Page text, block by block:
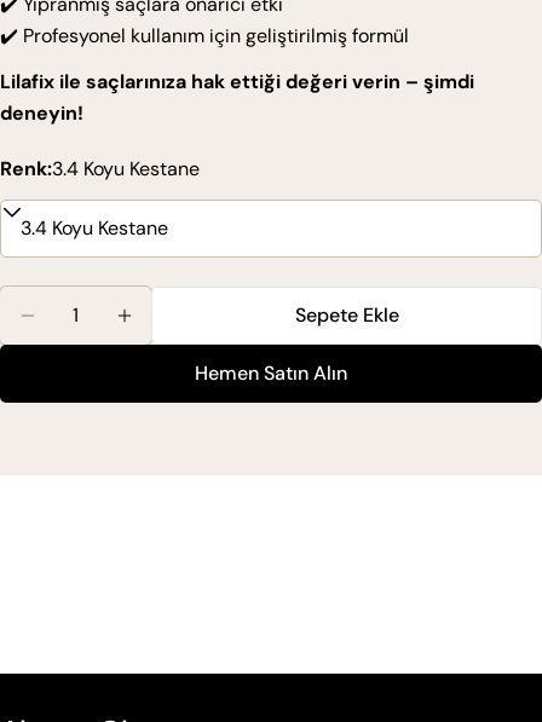
✔️ Profesyonel kullanım için geliştirilmiş formül
Lilafix ile saçlarınıza hak ettiği değeri verin – şimdi
deneyin!
Renk:3.4 Koyu Kestane
Lilafix Exclusive Colour Tüp Boya 100 Ml Için
Lilafix Exclusive Colour Tüp Boya 100 Ml
Sepete Ekle
Hemen Satın Alın